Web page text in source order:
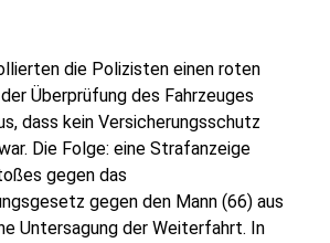
die Polizisten einen roten
Überprüfung des Fahrzeuges
dass kein Versicherungsschutz
Die Folge: eine Strafanzeige
gegen das
gegen den Mann (66) aus
Untersagung der Weiterfahrt. In